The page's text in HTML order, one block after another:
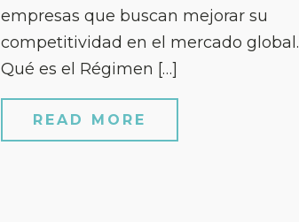
empresas que buscan mejorar su
competitividad en el mercado global.
Qué es el Régimen […]
READ MORE